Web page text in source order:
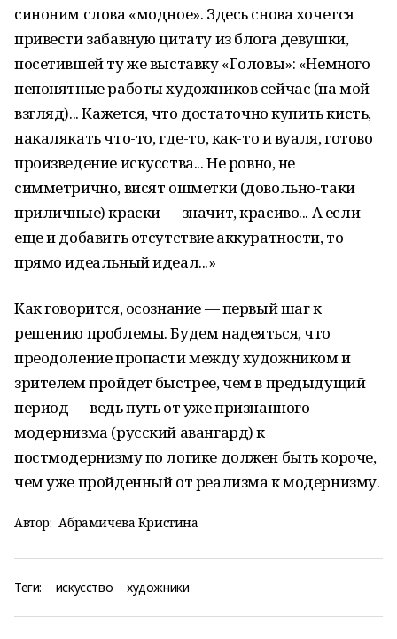
синоним слова «модное». Здесь снова хочется
привести забавную цитату из блога девушки,
посетившей ту же выставку «Головы»: «Немного
непонятные работы художников сейчас (на мой
взгляд)... Кажется, что достаточно купить кисть,
накалякать что-то, где-то, как-то и вуаля, готово
произведение искусства... Не ровно, не
симметрично, висят ошметки (довольно-таки
приличные) краски — значит, красиво... А если
еще и добавить отсутствие аккуратности, то
прямо идеальный идеал...»
Как говорится, осознание — первый шаг к
решению проблемы. Будем надеяться, что
преодоление пропасти между художником и
зрителем пройдет быстрее, чем в предыдущий
период — ведь путь от уже признанного
модернизма (русский авангард) к
постмодернизму по логике должен быть короче,
чем уже пройденный от реализма к модернизму.
Автор: Абрамичева Кристина
Теги: искусство художники